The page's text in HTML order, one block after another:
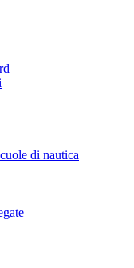
di nautica